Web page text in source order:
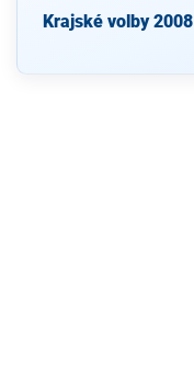
Krajské volby 2008